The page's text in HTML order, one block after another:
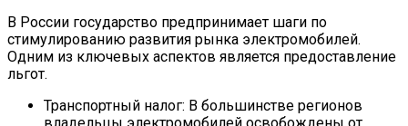
В России государство предпринимает шаги по
стимулированию развития рынка электромобилей.
Одним из ключевых аспектов является предоставление
льгот.
Транспортный налог: В большинстве регионов